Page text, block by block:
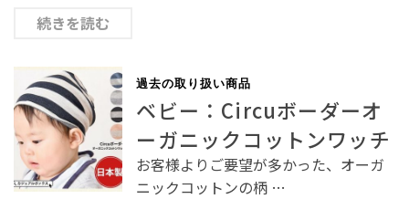
続きを読む
過去の取り扱い商品
ベビー：Circuボーダーオ
ーガニックコットンワッチ
お客様よりご要望が多かった、オーガ
ニックコットンの柄 …